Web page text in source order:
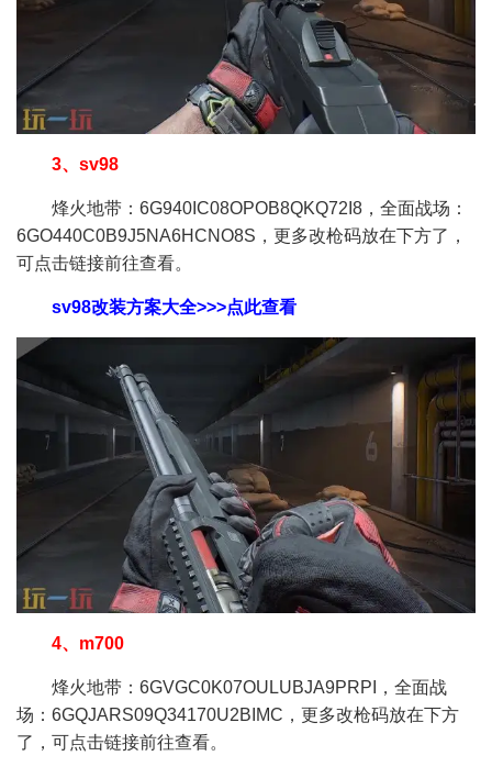
3、sv98
烽火地带：6G940IC08OPOB8QKQ72I8，全面战场：
6GO440C0B9J5NA6HCNO8S，更多改枪码放在下方了，
可点击链接前往查看。
sv98改装方案大全>>>点此查看
4、m700
烽火地带：6GVGC0K07OULUBJA9PRPI，全面战
场：6GQJARS09Q34170U2BIMC，更多改枪码放在下方
了，可点击链接前往查看。